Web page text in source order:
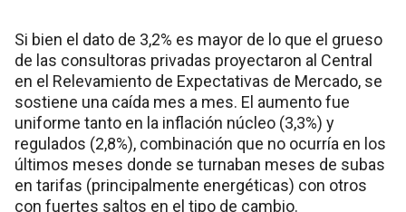
Si bien el dato de 3,2% es mayor de lo que el grueso
de las consultoras privadas proyectaron al Central
en el Relevamiento de Expectativas de Mercado, se
sostiene una caída mes a mes. El aumento fue
uniforme tanto en la inflación núcleo (3,3%) y
regulados (2,8%), combinación que no ocurría en los
últimos meses donde se turnaban meses de subas
en tarifas (principalmente energéticas) con otros
con fuertes saltos en el tipo de cambio.